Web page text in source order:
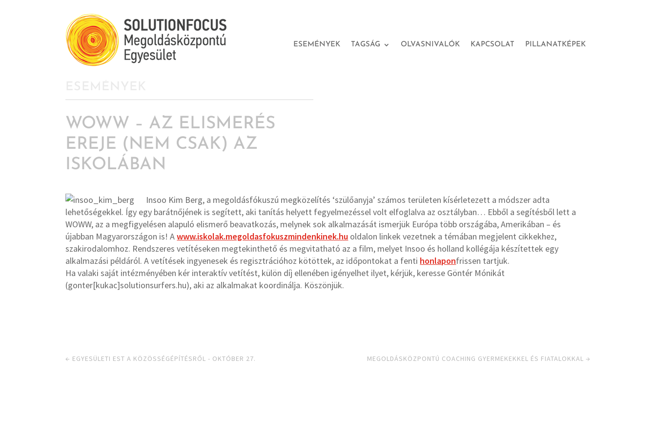
ESEMÉNYEK TAGSÁG OLVASNIVALÓK KAPCSOLAT PILLANATKÉPEK
WOWW – AZ ELISMERÉS
EREJE (NEM CSAK) AZ
ISKOLÁBAN
Insoo Kim Berg, a megoldásfókuszú megközelítés ‘szülőanyja’ számos területen kísérletezett a módszer adta
lehetőségekkel. Így egy barátnőjének is segített, aki tanítás helyett fegyelmezéssel volt elfoglalva az osztályban… Ebből a segítésből lett a
WOWW, az a megfigyelésen alapuló elismerő beavatkozás, melynek sok alkalmazását ismerjük Európa több országába, Amerikában – és
újabban Magyarországon is! Awww.iskolak.megoldasfokuszmindenkinek.hu oldalon linkek vezetnek a témában megjelent cikkekhez,
szakirodalomhoz. Rendszeres vetítéseken megtekinthető és megvitatható az a film, melyet Insoo és holland kollégája készítettek egy
alkalmazási példáról. A vetítések ingyenesek és regisztrációhoz kötöttek, az időpontokat a fenti honlaponfrissen tartjuk.
Ha valaki saját intézményében kér interaktív vetítést, külön díj ellenében igényelhet ilyet, kérjük, keresse Göntér Mónikát
(gonter[kukac]solutionsurfers.hu), aki az alkalmakat koordinálja. Köszönjük.
← EGYESÜLETI EST A KÖZÖSSÉGÉPÍTÉSRŐL - OKTÓBER 27. MEGOLDÁSKÖZPONTÚ COACHING GYERMEKEKKEL ÉS FIATALOKKAL →